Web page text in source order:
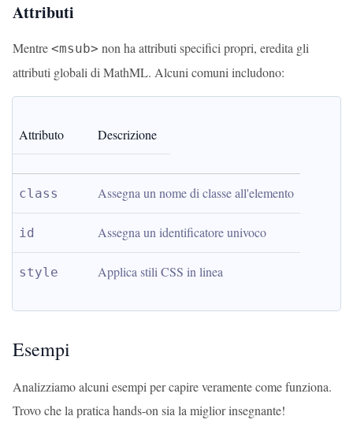
Attributi
Mentre <msub> non ha attributi specifici propri, eredita gli
attributi globali di MathML. Alcuni comuni includono:
Attributo Descrizione
class Assegna un nome di classe all'elemento
id Assegna un identificatore univoco
style Applica stili CSS in linea
Esempi
Analizziamo alcuni esempi per capire veramente come funziona.
Trovo che la pratica hands-on sia la miglior insegnante!